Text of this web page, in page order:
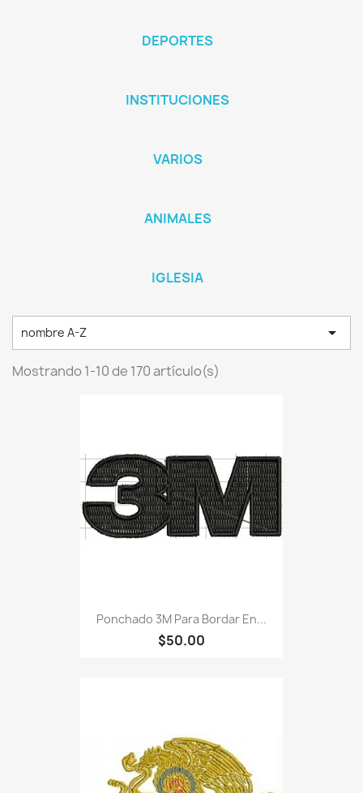
DEPORTES
INSTITUCIONES
VARIOS
ANIMALES
IGLESIA
nombre A-Z 
Mostrando 1-10 de 170 artículo(s)
Ponchado 3M Para Bordar En...
$50.00